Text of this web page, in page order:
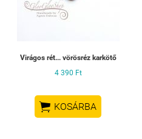
Virágos rét... vörösréz karkötő
4 390 Ft
 KOSÁRBA